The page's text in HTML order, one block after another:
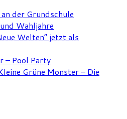
der Grundschule
Wahljahre
Welten” jetzt als
– Pool Party
Grüne Monster – Die